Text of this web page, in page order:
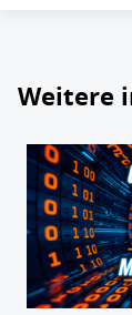
Weitere